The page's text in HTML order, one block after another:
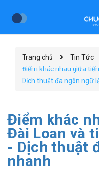
Trang chủ
Tin Tức
Điểm khác nhau giữa
Dịch thuật đa ngôn ngữ
Điểm khác
Đài Loan và
- Dịch thuật
nhanh